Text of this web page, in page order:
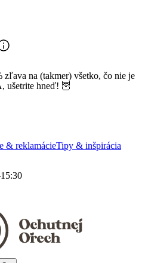
na (takmer) všetko, čo nie je
ušetrite hneď! 🦉
& reklamácieTipy & inšpirácia